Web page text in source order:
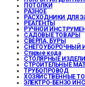
ПОТОЛКИ
РАЗНОЕ
РАСХОДНИКИ ДЛЯ
РЕАГЕНТЫ
РУЧНОЙ
САДОВЫЕ ТОВАРЫ
СВЕРЛА, БУРЫ
СНЕГОУБОРОЧНЫЙ
Старые кода
СТОЛЯРНЫЕ
СТРОИТЕЛЬНЫЕ
ТРУБОПРОВОД
ХОЗЯЙСТВЕННЫЕ
ЭЛЕКТРО-БЕНЗО